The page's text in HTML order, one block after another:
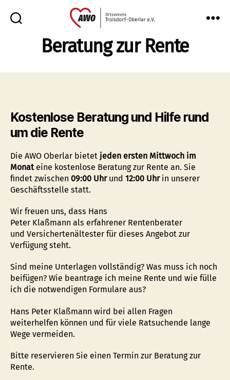
AWO
Oberlar
Beratung zur Rente
Kostenlose Beratung und Hilfe rund
um die Rente
Die AWO Oberlar bietet jeden ersten Mittwoch im
Monat eine kostenlose Beratung zur Rente an. Sie
findet zwischen 09:00 Uhrund 12:00 Uhrin unserer
Geschäftsstelle statt.
Wir freuen uns, dass Hans
Peter Klaßmann als erfahrener Rentenberater
und Versichertenältester für dieses Angebot zur
Verfügung steht.
Sind meine Unterlagen vollständig? Was muss ich noch
beifügen? Wie beantrage ich meine Rente und wie fülle
ich die notwendigen Formulare aus?
Hans Peter Klaßmann wird bei allen Fragen
weiterhelfen können und für viele Ratsuchende lange
Wege vermeiden.
Bitte reservieren Sie einen Termin zur Beratung zur
Rente.